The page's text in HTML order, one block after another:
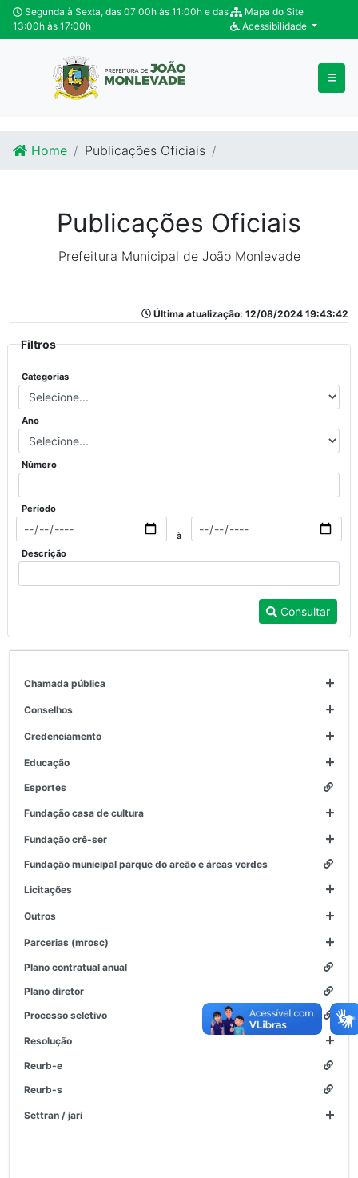
Ir para o conteúdo
Ir para o fim do conteúdo
Segunda à Sexta, das 07:00h às 11:00h e das
13:00h às 17:00h
Mapa do Site
Acessibilidade
Home Publicações Oficiais
Publicações Oficiais
Prefeitura Municipal de João Monlevade
Última atualização: 12/08/2024 19:43:42
Filtros
Categorias
Ano
Número
Período
à
Descrição
Consultar
chamada pública
conselhos
credenciamento
educação
esportes
fundação casa de cultura
fundação crê-ser
fundação municipal parque do areão e áreas verdes
licitações
outros
parcerias (mrosc)
plano contratual anual
plano diretor
processo seletivo
resolução
reurb-e
reurb-s
settran / jari